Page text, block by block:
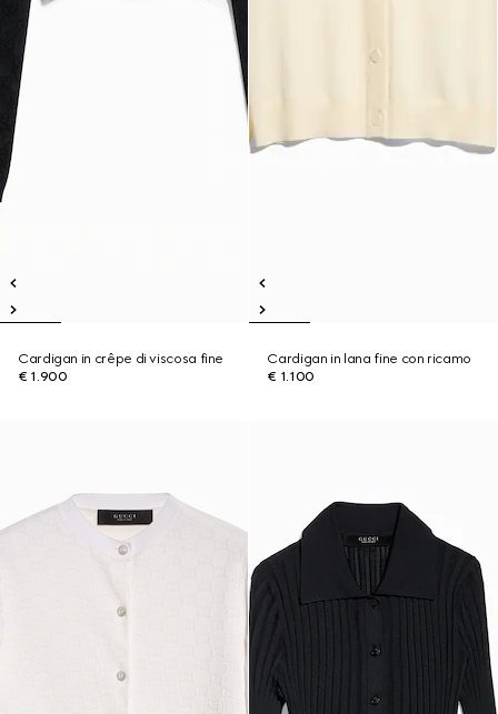
Cardigan in crêpe di viscosa fine
€ 1.900
Cardigan in lana fine con ricamo
€ 1.100